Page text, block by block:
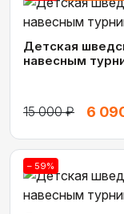
Детская
навесным
15 000 ₽ 6
– 59%